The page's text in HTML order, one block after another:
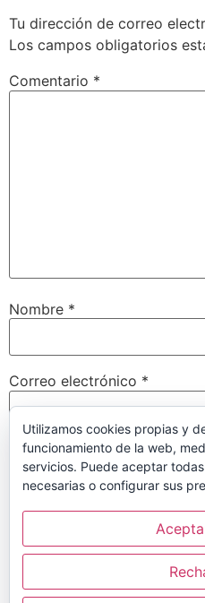
Tu dirección de correo
Los campos obligatorios
Comentario *
Nombre *
Correo electrónico *
Web
Guarda mi nombre, correo
navegador para la próxima
Utilizamos cookies propias y
funcionamiento de la web,
servicios. Puede aceptar
necesarias o configurar sus